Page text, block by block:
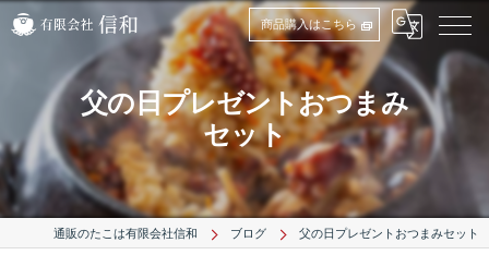
商品購入はこちら
父の日プレゼントおつまみ
セット
通販のたこは有限会社信和 ブログ 父の日プレゼントおつまみセット